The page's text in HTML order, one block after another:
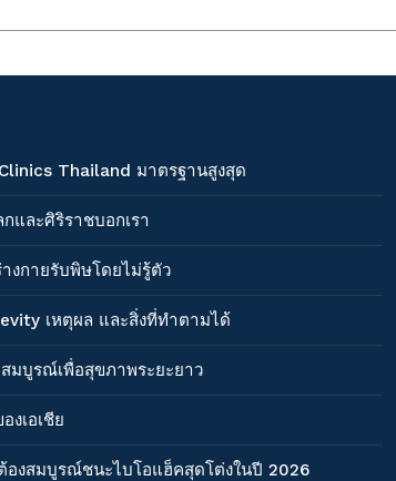
Thailand มาตรฐานสูงสุด
และศิริราชบอกเรา
งกายรับพิษโดยไม่รู้ตัว
เหตุผล และสิ่งที่ทำตามได้
มบูรณ์เพื่อสุขภาพระยะยาว
งเอเชีย
งสมบูรณ์ชนะไบโอแฮ็คสุดโต่งในปี 2026